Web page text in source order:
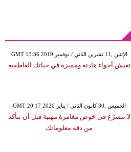
GMT 13:36 2019 الإثنين ,11 تشرين الثاني / نوفمبر
تعيش أجواء هادئة ومميزة في حياتك العاطفية
GMT 20:17 2020 الخميس ,30 كانون الثاني / يناير
لا تتسرّع في خوض مغامرة مهنية قبل أن تتأكد
من دقة معلوماتك